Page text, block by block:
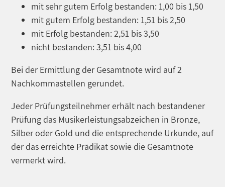
mit sehr gutem Erfolg bestanden: 1,00 bis 1,50
mit gutem Erfolg bestanden: 1,51 bis 2,50
mit Erfolg bestanden: 2,51 bis 3,50
nicht bestanden: 3,51 bis 4,00
Bei der Ermittlung der Gesamtnote wird auf 2
Nachkommastellen gerundet.
Jeder Prüfungsteilnehmer erhält nach bestandener
Prüfung das Musikerleistungsabzeichen in Bronze,
Silber oder Gold und die entsprechende Urkunde, auf
der das erreichte Prädikat sowie die Gesamtnote
vermerkt wird.